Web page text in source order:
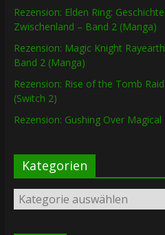
Rezension: Elden Ring:
Zwischenland – Band 2 (Manga)
Rezension: Magic Knight
Band 2 (Manga)
Rezension: Rise of the Tomb
(Switch 2)
Rezension: Gushing Over
Kategorien
Kategorien